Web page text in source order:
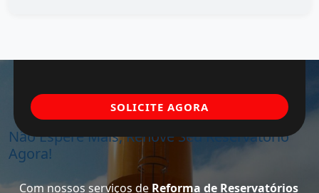
Não Espere Mais, Renove Seu Reservatório
Agora!
Com nossos serviços de Reforma de Reservatórios
SOLICITE AGORA